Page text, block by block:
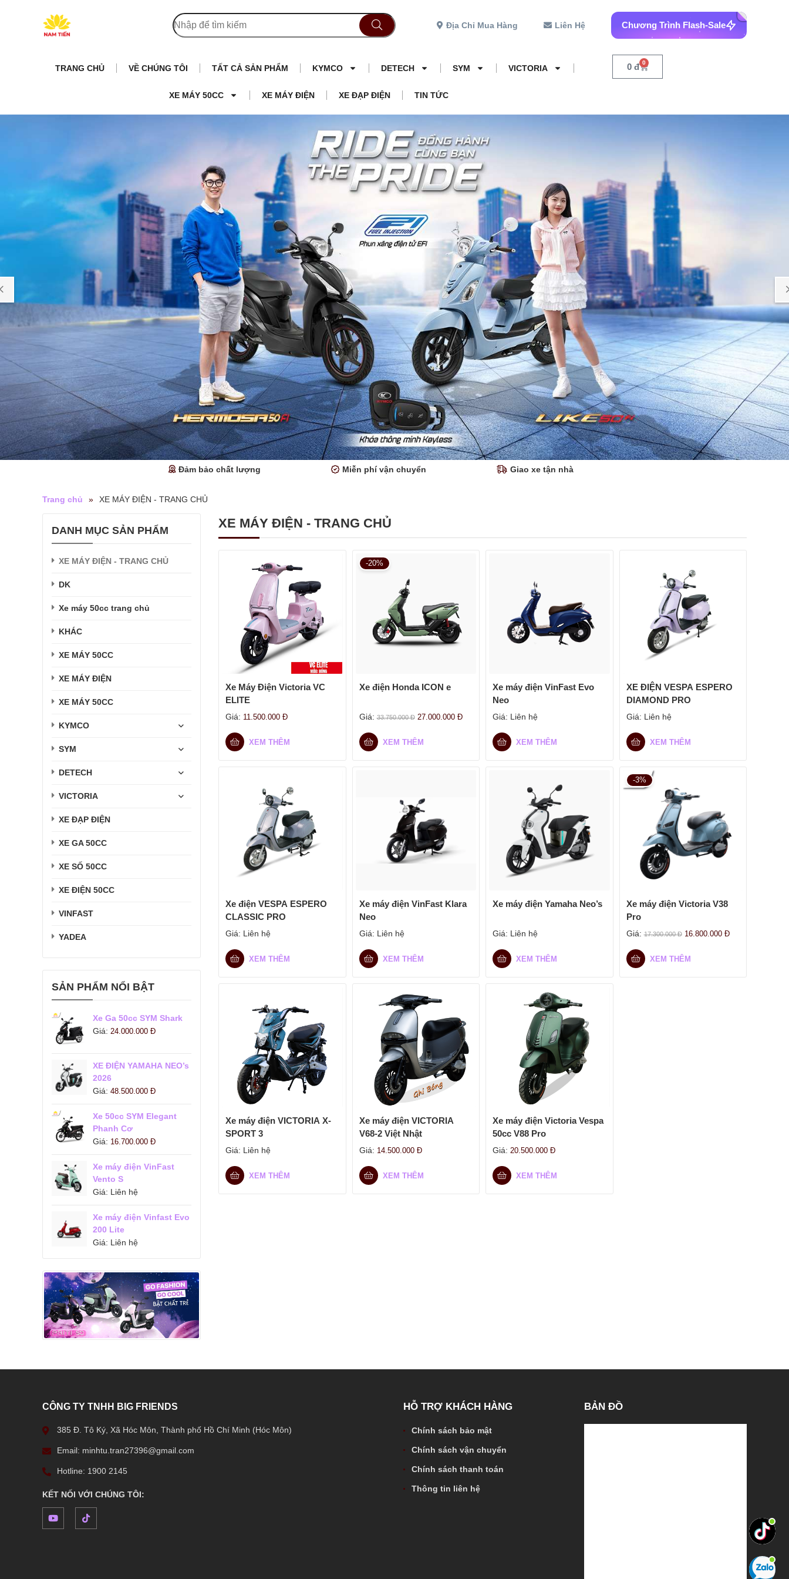
Địa Chỉ Mua Hàng Liên Hệ Chương Trình Flash-Sale
TRANG CHỦ VỀ CHÚNG TÔI TẤT CẢ SẢN PHẨM KYMCO DETECH SYM VICTORIA
XE MÁY 50CC XE MÁY ĐIỆN XE ĐẠP ĐIỆN TIN TỨC
0 đ 0
Đảm bảo chất lượng Miễn phí vận chuyển Giao xe tận nhà
Trang chủ » XE MÁY ĐIỆN - TRANG CHỦ
XE MÁY ĐIỆN - TRANG CHỦ
Xe Máy Điện Victoria VC
ELITE
Giá: 11.500.000 Đ
XEM THÊM
-20%
Xe điện Honda ICON e
Giá:33.750.000Đ 27.000.000 Đ
XEM THÊM
Xe máy điện VinFast Evo
Neo
Giá: Liên hệ
XEM THÊM
XE ĐIỆN VESPA ESPERO
DIAMOND PRO
Giá: Liên hệ
XEM THÊM
Xe điện VESPA ESPERO
CLASSIC PRO
Giá: Liên hệ
XEM THÊM
Xe máy điện VinFast Klara
Neo
Giá: Liên hệ
XEM THÊM
Xe máy điện Yamaha Neo’s
Giá: Liên hệ
XEM THÊM
-3%
Xe máy điện Victoria V38
Pro
Giá:17.300.000Đ 16.800.000 Đ
XEM THÊM
Xe máy điện VICTORIA X-
SPORT 3
Giá: Liên hệ
XEM THÊM
Xe máy điện VICTORIA
V68-2 Việt Nhật
Giá: 14.500.000 Đ
XEM THÊM
Xe máy điện Victoria Vespa
50cc V88 Pro
Giá: 20.500.000 Đ
XEM THÊM
DANH MỤC SẢN PHẨM
DK
Xe máy 50cc trang chủ
KHÁC
XE MÁY 50CC
XE MÁY ĐIỆN
XE MÁY 50CC
KYMCO
SYM
DETECH
VICTORIA
XE ĐẠP ĐIỆN
XE GA 50CC
XE SỐ 50CC
XE MÁY ĐIỆN - TRANG CHỦ
XE ĐIỆN 50CC
VINFAST
YADEA
SẢN PHẨM NỔI BẬT
Xe Ga 50cc SYM Shark
Giá: 24.000.000 Đ
XE ĐIỆN YAMAHA NEO’s
2026
Giá: 48.500.000 Đ
Xe 50cc SYM Elegant
Phanh Cơ
Giá: 16.700.000 Đ
Xe máy điện VinFast
Vento S
Giá: Liên hệ
Xe máy điện Vinfast Evo
200 Lite
Giá: Liên hệ
CÔNG TY TNHH BIG FRIENDS
385 Đ. Tô Ký, Xã Hóc Môn, Thành phố Hồ Chí Minh (Hóc Môn)
Email: minhtu.tran27396@gmail.com
Hotline: 1900 2145
KẾT NỐI VỚI CHÚNG TÔI:
HỖ TRỢ KHÁCH HÀNG
Chính sách bảo mật
Chính sách vận chuyển
Chính sách thanh toán
Thông tin liên hệ
BẢN ĐỒ